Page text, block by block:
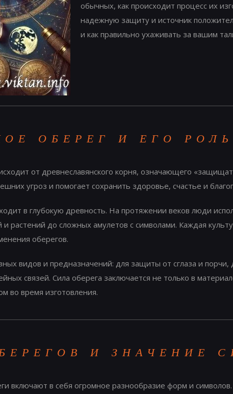
обычных, как происходит процесс их
надежную защиту и источник
и как правильно ухаживать за вашим
ОБЕРЕГ И ЕГО
от древнеславянского корня, означающего
угроз и помогает сохранить здоровье, счастье и
в глубокую древность. На протяжении веков люди
и растений до сложных амулетов с символами. Каждая
оберегов.
видов и предназначений: для защиты от сглаза и порчи,
связей. Сила оберега заключается не только в
во время изготовления.
И ЗНАЧЕНИЕ
включают в себя огромное разнообразие форм и